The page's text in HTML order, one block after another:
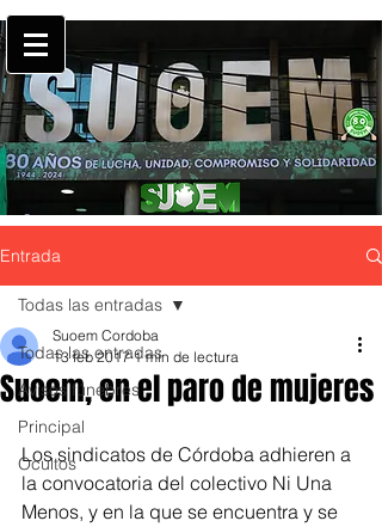
Entrada
Todas las entradas
Avisos fúnebres
Principal
Ocultos
Todas las entradas
Suoem, en el paro de mujeres
Suoem Cordoba
13 feb 2017 1 min de lectura
Los sindicatos de Córdoba adhieren a
la convocatoria del colectivo Ni Una
Menos, y en la que se encuentra y se